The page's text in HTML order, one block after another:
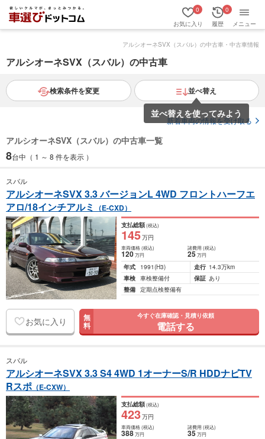
お気に入り
0
履歴
0
メニュー
アルシオーネSVX（スバル）の中古車・中古車情報
アルシオーネSVX（スバル）の中古車
検索条件を変更 並べ替え
並べ替えを使ってみよう
新着車両の情報を受け取る
アルシオーネSVX（スバル）の中古車一覧
8台中（ 1 ～ 8 件を表示 ）
スバル
アルシオーネSVX 3.3 バージョンL 4WD フロントハーフエ
アロ/18インチアルミ （E-CXD）
支払総額(税込)
145万円
車両価格(税込)
120万円
諸費用 (税込)
25 万円
年式 1991(H3) 走行 14.3万km
車検 車検整備付 保証 あり
整備 定期点検整備有
お気に入り 無
料
今すぐ在庫確認・見積り依頼
電話する
スバル
アルシオーネSVX 3.3 S4 4WD 1オーナーS/R HDDナビTV
Rスポ （E-CXW）
支払総額(税込)
423万円
車両価格(税込)
388万円
諸費用 (税込)
35 万円